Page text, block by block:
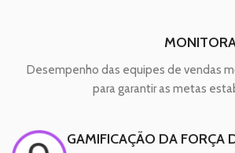
Desempenho das equipes de vendas
para garantir as metas
GAMIFICAÇÃO DA FORÇA